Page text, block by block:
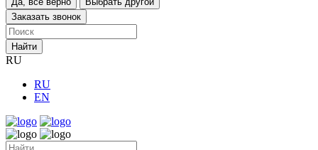
Заказать звонок
Найти
RU
RU
EN